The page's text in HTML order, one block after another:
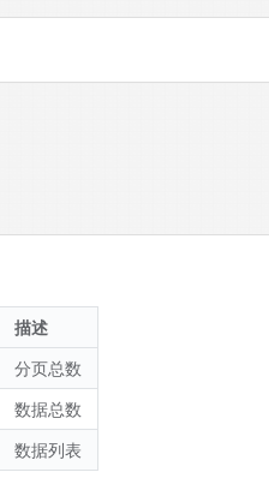
描述
分页总数
数据总数
数据列表